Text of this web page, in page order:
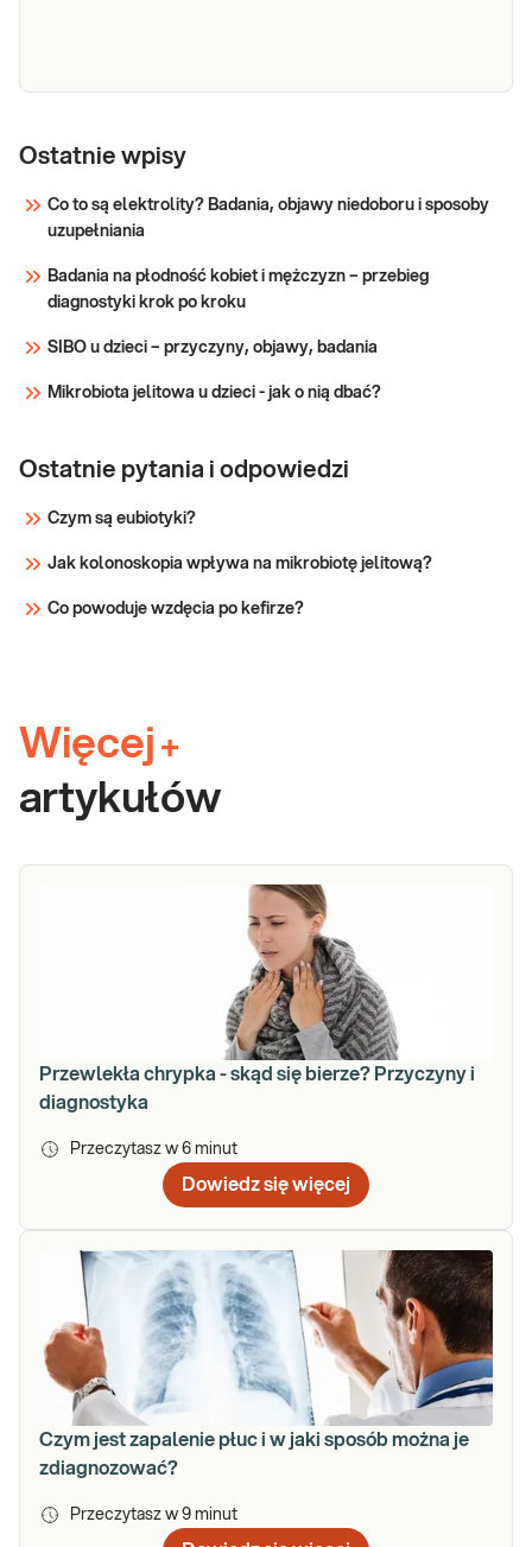
(bad. bakter.)
oddechowych.
Ostatnie wpisy
Co to są elektrolity? Badania, objawy niedoboru i sposoby
uzupełniania
Badania na płodność kobiet i mężczyzn – przebieg
diagnostyki krok po kroku
SIBO u dzieci – przyczyny, objawy, badania
Mikrobiota jelitowa u dzieci - jak o nią dbać?
Ostatnie pytania i odpowiedzi
Czym są eubiotyki?
Jak kolonoskopia wpływa na mikrobiotę jelitową?
Co powoduje wzdęcia po kefirze?
Więcej +
artykułów
Przewlekła chrypka - skąd się bierze? Przyczyny i
diagnostyka
Przeczytasz w 6 minut
Dowiedz się więcej
Czym jest zapalenie płuc i w jaki sposób można je
zdiagnozować?
Przeczytasz w 9 minut